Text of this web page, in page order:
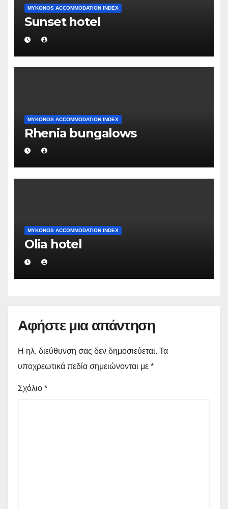
MYKONOS ACCOMMODATION INDEX
Sunset hotel
MYKONOS ACCOMMODATION INDEX
Rhenia bungalows
MYKONOS ACCOMMODATION INDEX
Olia hotel
Αφήστε μια απάντηση
Η ηλ. διεύθυνση σας δεν δημοσιεύεται. Τα
υποχρεωτικά πεδία σημειώνονται με *
Σχόλιο *